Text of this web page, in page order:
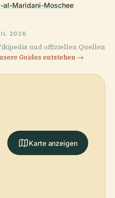
Maridani-Moschee
2026
und offiziellen Quellen
Guides entstehen →
Karte anzeigen